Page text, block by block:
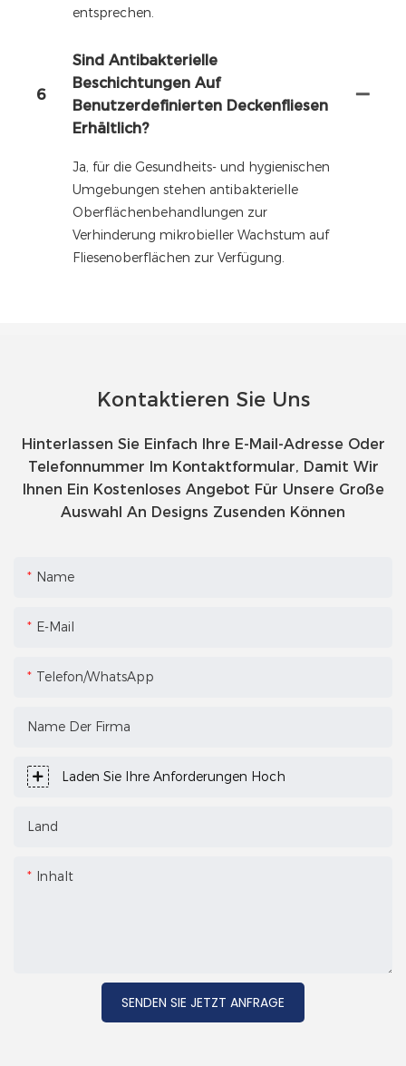
entsprechen.
6
Sind Antibakterielle
Beschichtungen Auf
Benutzerdefinierten Deckenfliesen
Erhältlich?
Ja, für die Gesundheits- und hygienischen
Umgebungen stehen antibakterielle
Oberflächenbehandlungen zur
Verhinderung mikrobieller Wachstum auf
Fliesenoberflächen zur Verfügung.
Kontaktieren Sie Uns
Hinterlassen Sie Einfach Ihre E-Mail-Adresse Oder
Telefonnummer Im Kontaktformular, Damit Wir
Ihnen Ein Kostenloses Angebot Für Unsere Große
Auswahl An Designs Zusenden Können
Name
E-Mail
Telefon/WhatsApp
Name Der Firma
Laden Sie Ihre Anforderungen Hoch
Land
Inhalt
SENDEN SIE JETZT ANFRAGE